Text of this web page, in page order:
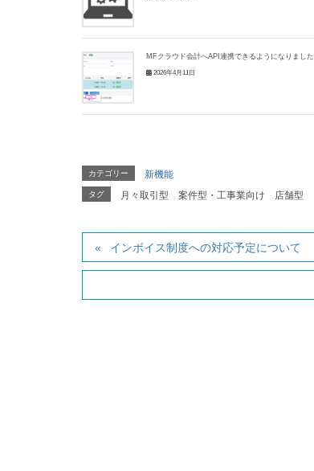
MFクラウド会計へAPI連携できるようになりました
2026年4月11日
カテゴリー 新機能
タグ 月々取引型 案件型・工事業向け 店舗型
インボイス制度への対応予定について